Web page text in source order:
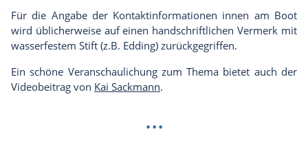
Für die Angabe der Kontaktinformationen innen am Boot
wird üblicherweise auf einen handschriftlichen Vermerk mit
wasserfestem Stift (z.B. Edding) zurückgegriffen.
Ein schöne Veranschaulichung zum Thema bietet auch der
Videobeitrag von Kai Sackmann.
...